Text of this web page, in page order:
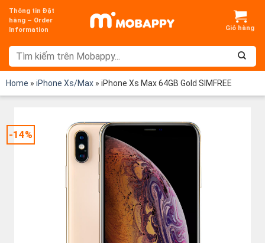
Chuyển
đến
dung
Thông tin Đặt
hàng – Order
Information
Home » iPhone Xs/Max » iPhone Xs Max 64GB Gold SIMFREE
-14%